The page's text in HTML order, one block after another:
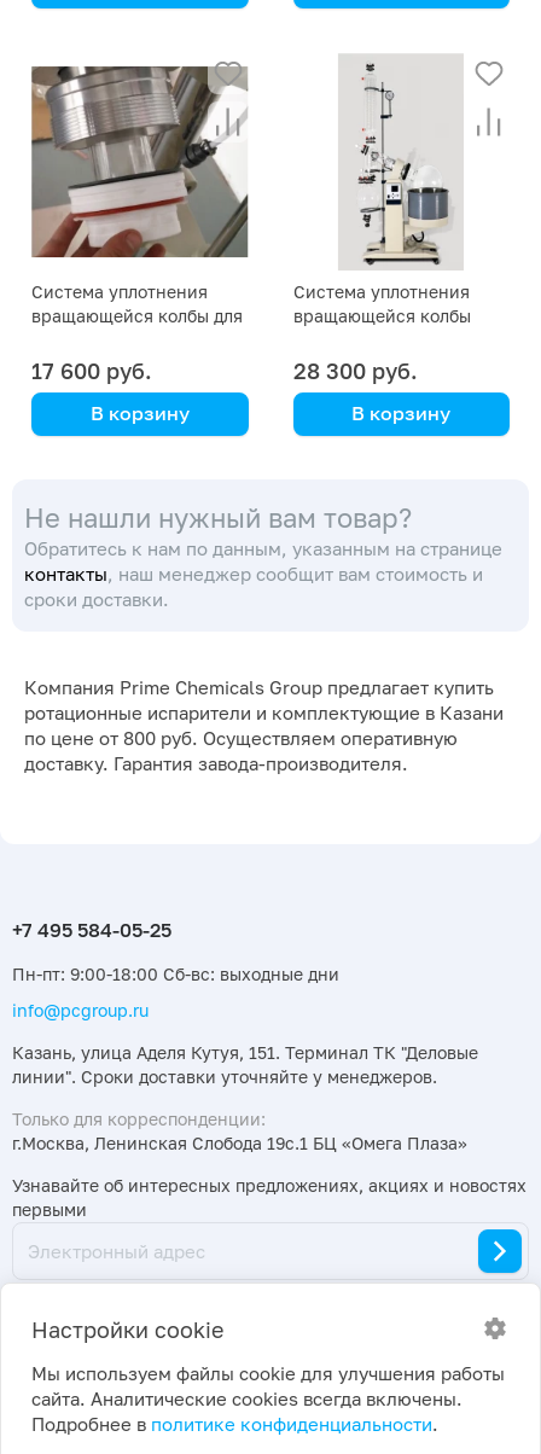
Система уплотнения
вращающейся колбы для
испарителя RE-2003 на
20 л (Белая)
17 600 руб.
В корзину
Система уплотнения
вращающейся колбы
испарителю KRE-6020 на
20 л
28 300 руб.
В корзину
Не нашли нужный вам товар?
Обратитесь к нам по данным, указанным на странице
контакты, наш менеджер сообщит вам стоимость и
сроки доставки.
Компания Prime Chemicals Group предлагает купить
ротационные испарители и комплектующие в Казани
по цене от 800 руб. Осуществляем оперативную
доставку. Гарантия завода-производителя.
Пн-пт: 9:00-18:00 Сб-вс: выходные дни
info@pcgroup.ru
Казань, улица Аделя Кутуя, 151. Терминал ТК "Деловые
линии". Сроки доставки уточняйте у менеджеров.
Только для корреспонденции:
г.Москва, Ленинская Слобода 19с.1 БЦ «Омега Плаза»
Узнавайте об интересных предложениях, акциях и новостях
первыми
2026 ©
ПраймКемикалсГрупп
Политика конфиденциальности
Настройки cookie
Настройки cookie
Мы используем файлы cookie для улучшения работы
сайта. Аналитические cookies всегда включены.
Подробнее в политике конфиденциальности.